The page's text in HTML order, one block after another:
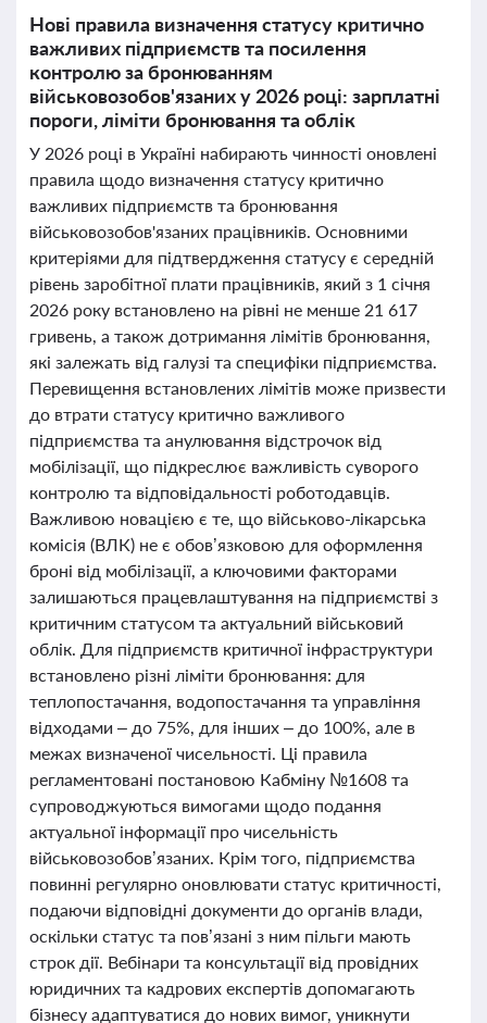
Нові правила визначення статусу критично
важливих підприємств та посилення
контролю за бронюванням
військовозобов'язаних у 2026 році: зарплатні
пороги, ліміти бронювання та облік
У 2026 році в Україні набирають чинності оновлені
правила щодо визначення статусу критично
важливих підприємств та бронювання
військовозобов'язаних працівників. Основними
критеріями для підтвердження статусу є середній
рівень заробітної плати працівників, який з 1 січня
2026 року встановлено на рівні не менше 21 617
гривень, а також дотримання лімітів бронювання,
які залежать від галузі та специфіки підприємства.
Перевищення встановлених лімітів може призвести
до втрати статусу критично важливого
підприємства та анулювання відстрочок від
мобілізації, що підкреслює важливість суворого
контролю та відповідальності роботодавців.
Важливою новацією є те, що військово-лікарська
комісія (ВЛК) не є обов’язковою для оформлення
броні від мобілізації, а ключовими факторами
залишаються працевлаштування на підприємстві з
критичним статусом та актуальний військовий
облік. Для підприємств критичної інфраструктури
встановлено різні ліміти бронювання: для
теплопостачання, водопостачання та управління
відходами – до 75%, для інших – до 100%, але в
межах визначеної чисельності. Ці правила
регламентовані постановою Кабміну №1608 та
супроводжуються вимогами щодо подання
актуальної інформації про чисельність
військовозобов’язаних. Крім того, підприємства
повинні регулярно оновлювати статус критичності,
подаючи відповідні документи до органів влади,
оскільки статус та пов’язані з ним пільги мають
строк дії. Вебінари та консультації від провідних
юридичних та кадрових експертів допомагають
бізнесу адаптуватися до нових вимог, уникнути